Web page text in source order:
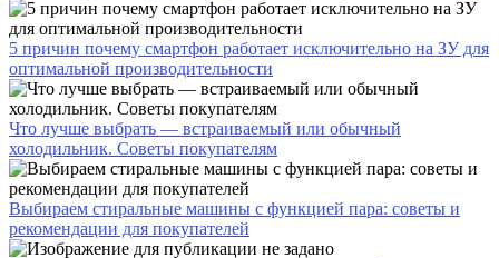
5 причин почему смартфон работает исключительно на ЗУ для
оптимальной производительности
Что лучше выбрать — встраиваемый или обычный
холодильник. Советы покупателям
Выбираем стиральные машины с функцией пара: советы и
рекомендации для покупателей